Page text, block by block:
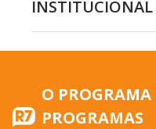
INSTITUCIONAL
O PROGRAMA
PROGRAMAS